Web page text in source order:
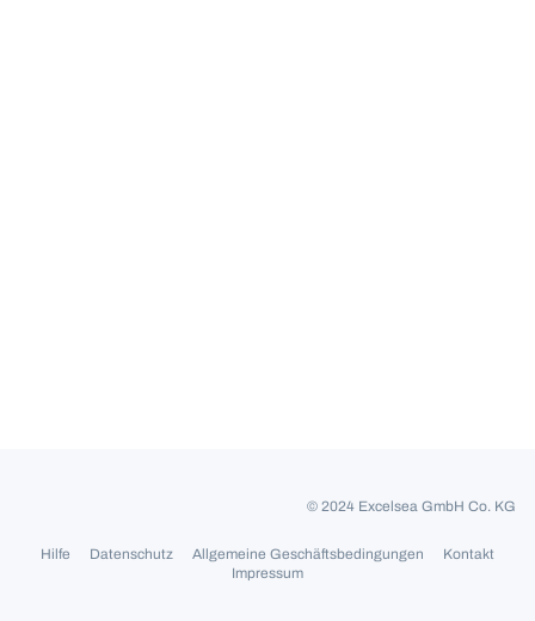
© 2024 Excelsea GmbH Co. KG
Hilfe Datenschutz Allgemeine Geschäftsbedingungen
Kontakt
Impressum